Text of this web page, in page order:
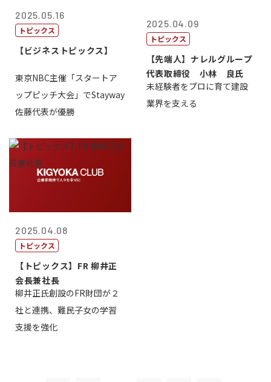
2025.05.16
トピックス
【ビジネストピックス】
東京NBC主催「スタートア
ップピッチ大会」でStayway
佐藤代表が優勝
2025.04.09
トピックス
【先端人】ナレルグループ
代表取締役 小林 良氏
未経験者をプロに育て建設
業界を支える
2025.04.08
トピックス
【トピックス】FR 柳井正
会長兼社長
柳井正氏創設のFR財団が２
社と連携、難民子女の学習
支援を強化